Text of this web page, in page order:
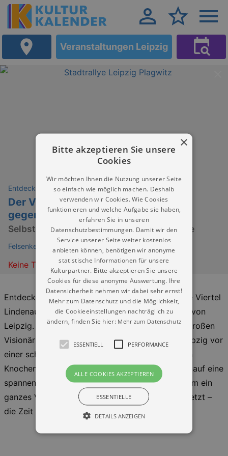
Veranstaltungen Leipzig
Entdeckungen
Der Visionär von Plagwitz | Wettlauf
gegen die Vergangenheit
Selbstgeführte Stadtrallye am Smartphone
Felsenkeller Leipzig
Keine Termine
Entdeckt zusammen das charmante und lebhafte Viertel
Lindenau/Plagwitz, ehemaliges Industriegelände von
Leipzig. Während ihr Euch auf die Spuren eines großen
Visionärs begebt, wird euch klar, dass nur ihr Leipzig vor
einer schmutzigen Katastrophe retten könnt! Von
Knochenplatz bis in die Zukunft – Lasst Euch ein auf eine
spannende Mission und gemeinsames knobeln, um ein
ganzes Viertel vor Chaos zu bewahren! Startet jetzt –
die Zeit läuft!
×
Bitte akzeptieren Sie unsere
Cookies
Wir möchten Ihnen die Nutzung unserer Seite
so einfach wie möglich machen. Deshalb
verwenden wir Cookies. Wie Cookies
funktionieren und welche Aufgabe sie haben,
erfahren Sie in unseren
Datenschutzbestimmungen. Damit wir den
Service unserer Seite weiter kostenlos
anbieten können, benötigen wir anonyme
statistische Informationen für unsere
Kulturpartner. Bitte akzeptieren Sie unsere
Cookies für diese anonyme Auswertung. Ihre
Datensicherheit nehmen wir dabei sehr ernst!
Mehr zum Datenschutz und die Möglichkeit,
die Cookieeinstellungen nachträglich zu
ändern, finden Sie hier: Mehr zum Datenschutz
ESSENTIELL PERFORMANCE
ALLE COOKIES AKZEPTIEREN
ESSENTIELLE
DETAILS ANZEIGEN